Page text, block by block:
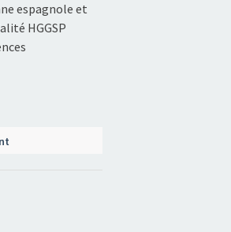
espagnole et
HGGSP